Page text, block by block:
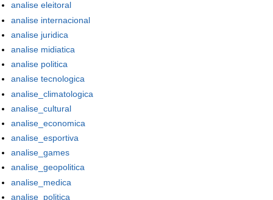
analise eleitoral
analise internacional
analise juridica
analise midiatica
analise politica
analise tecnologica
analise_climatologica
analise_cultural
analise_economica
analise_esportiva
analise_games
analise_geopolitica
analise_medica
analise_politica